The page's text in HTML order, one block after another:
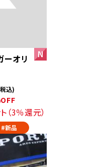
ーオリ
込)
（3％還元）
#新品